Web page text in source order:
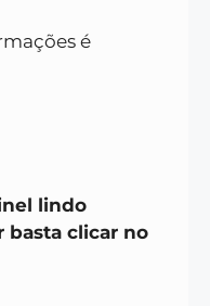
é
lindo
basta clicar no